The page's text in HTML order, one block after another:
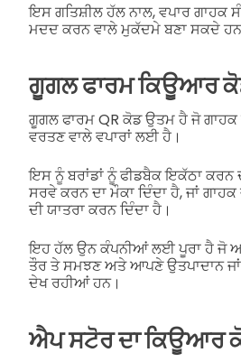
ਇਸ ਗਤਿਸ਼ੀਲ ਹੱਲ ਨਾਲ, ਵਪਾਰ ਗਾਹਕ
ਮਦਦ ਕਰਨ ਵਾਲੇ ਮੁਕੱਦਮੇ ਬਣਾ ਸਕਦੇ
ਗੂਗਲ ਫਾਰਮ ਕਿਊਆਰ
ਗੂਗਲ ਫਾਰਮ QR ਕੋਡ ਉਤਮ ਹੈ ਜੋ
ਵਰਤਣ ਵਾਲੇ ਵਪਾਰਾਂ ਲਈ ਹੈ।
ਇਸ ਨੂੰ ਬਰਾਂਡਾਂ ਨੂੰ ਫੀਡਬੈਕ ਇਕੱਠਾ ਕਰਨ
ਸਰਵੇ ਕਰਨ ਦਾ ਮੌਕਾ ਦਿੰਦਾ ਹੈ, ਜਾਂ
ਦੀ ਯਾਤਰਾ ਕਰਨ ਦਿੰਦਾ ਹੈ।
ਇਹ ਹੱਲ ਉਨ ਕੰਪਨੀਆਂ ਲਈ ਪੂਰਾ ਹੈ ਜੋ
ਤੌਰ ਤੇ ਸਮਝਣ ਅਤੇ ਆਪਣੇ ਉਤਪਾਦਾਨ
ਦੇਖ ਰਹੀਆਂ ਹਨ।
ਐਪ ਸਟੋਰ ਦਾ ਕਿਊਆਰ